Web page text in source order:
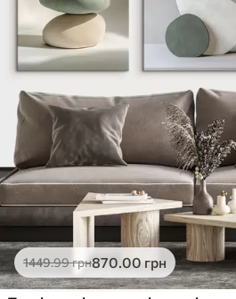
1449.99грн870.00 грн